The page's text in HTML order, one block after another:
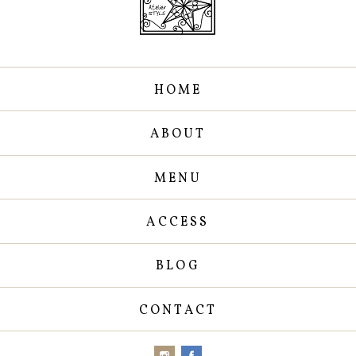
HOME
ABOUT
MENU
ACCESS
BLOG
CONTACT